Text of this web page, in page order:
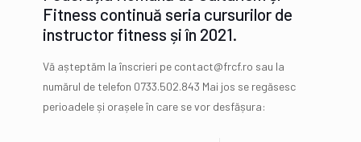
Fitness continuă seria cursurilor de
instructor fitness și în 2021.
Vă așteptăm la înscrieri pe contact@frcf.ro sau la
numărul de telefon 0733.502.843 Mai jos se regăsesc
perioadele și orașele în care se vor desfășura: